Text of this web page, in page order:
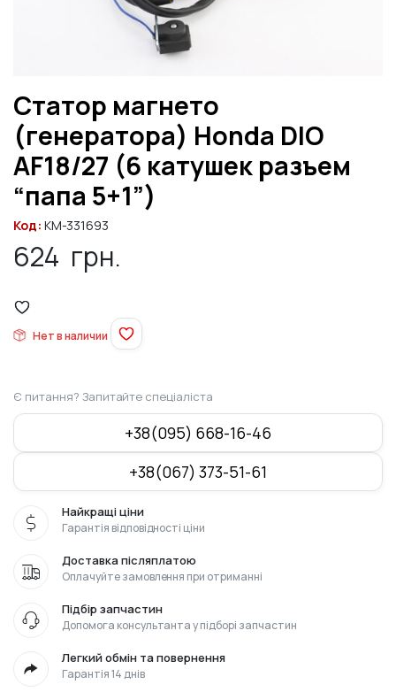
Статор магнето
(генератора) Honda DIO
AF18/27 (6 катушек разъем
“папа 5+1”)
Код: KM-331693
624 грн.
Нет в наличии
Є питання? Запитайте спеціаліста
+38(095) 668-16-46
+38(067) 373-51-61
Найкращі ціни
Гарантія відповідності ціни
Доставка післяплатою
Оплачуйте замовлення при отриманні
Підбір запчастин
Допомога консультанта у підборі запчастин
Легкий обмін та повернення
Гарантія 14 днів